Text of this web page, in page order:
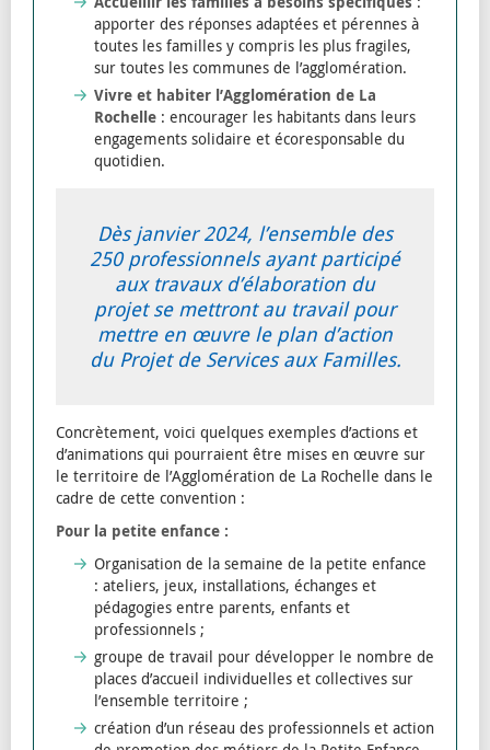
apporter des réponses adaptées et pérennes à
toutes les familles y compris les plus fragiles,
sur toutes les communes de l’agglomération.
Vivre et habiter l’Agglomération de La
Rochelle : encourager les habitants dans leurs
engagements solidaire et écoresponsable du
quotidien.
Dès janvier 2024, l’ensemble des
250 professionnels ayant participé
aux travaux d’élaboration du
projet se mettront au travail pour
mettre en œuvre le plan d’action
du Projet de Services aux Familles.
Concrètement, voici quelques exemples d’actions et
d’animations qui pourraient être mises en œuvre sur
le territoire de l’Agglomération de La Rochelle dans le
cadre de cette convention :
Pour la petite enfance :
Organisation de la semaine de la petite enfance
: ateliers, jeux, installations, échanges et
pédagogies entre parents, enfants et
professionnels ;
groupe de travail pour développer le nombre de
places d’accueil individuelles et collectives sur
l’ensemble territoire ;
création d’un réseau des professionnels et action